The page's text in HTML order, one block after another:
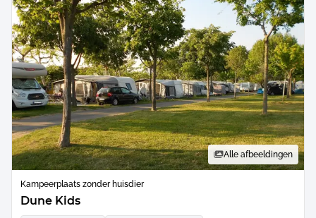
Alle afbeeldingen
Kampeerplaats zonder huisdier
Dune Kids